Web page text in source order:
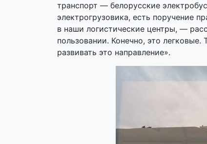
транспорт — белорусские
электрогрузовика, есть поручение
в наши логистические центры, —
пользовании. Конечно, это
развивать это направление».